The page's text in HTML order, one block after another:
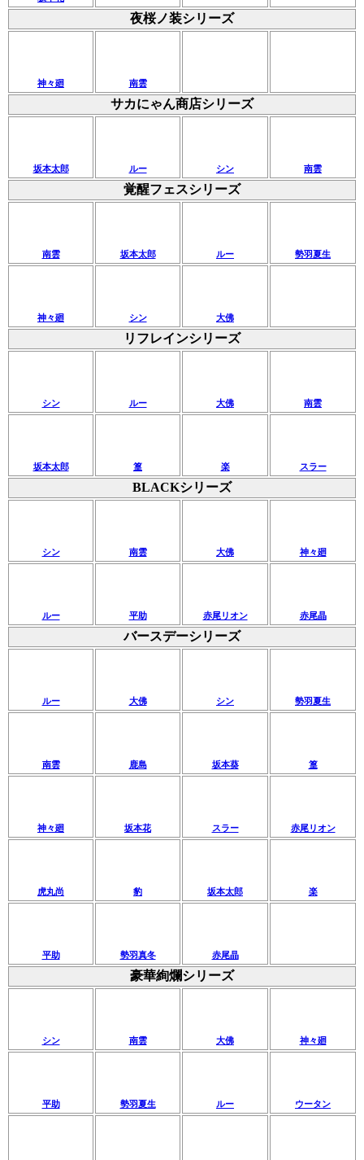
夜桜ノ装シリーズ
神々廻 南雲
サカにゃん商店シリーズ
坂本太郎 ルー シン 南雲
覚醒フェスシリーズ
南雲 坂本太郎 ルー 勢羽夏生
神々廻 シン 大佛
リフレインシリーズ
シン ルー 大佛 南雲
坂本太郎 篁 楽 スラー
BLACKシリーズ
シン 南雲 大佛 神々廻
ルー 平助 赤尾リオン 赤尾晶
バースデーシリーズ
ルー 大佛 シン 勢羽夏生
南雲 鹿島 坂本葵 篁
神々廻 坂本花 スラー 赤尾リオン
虎丸尚 豹 坂本太郎 楽
平助 勢羽真冬 赤尾晶
豪華絢爛シリーズ
シン 南雲 大佛 神々廻
平助 勢羽夏生 ルー ウータン